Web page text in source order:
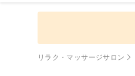
リラク・マッサージサロン